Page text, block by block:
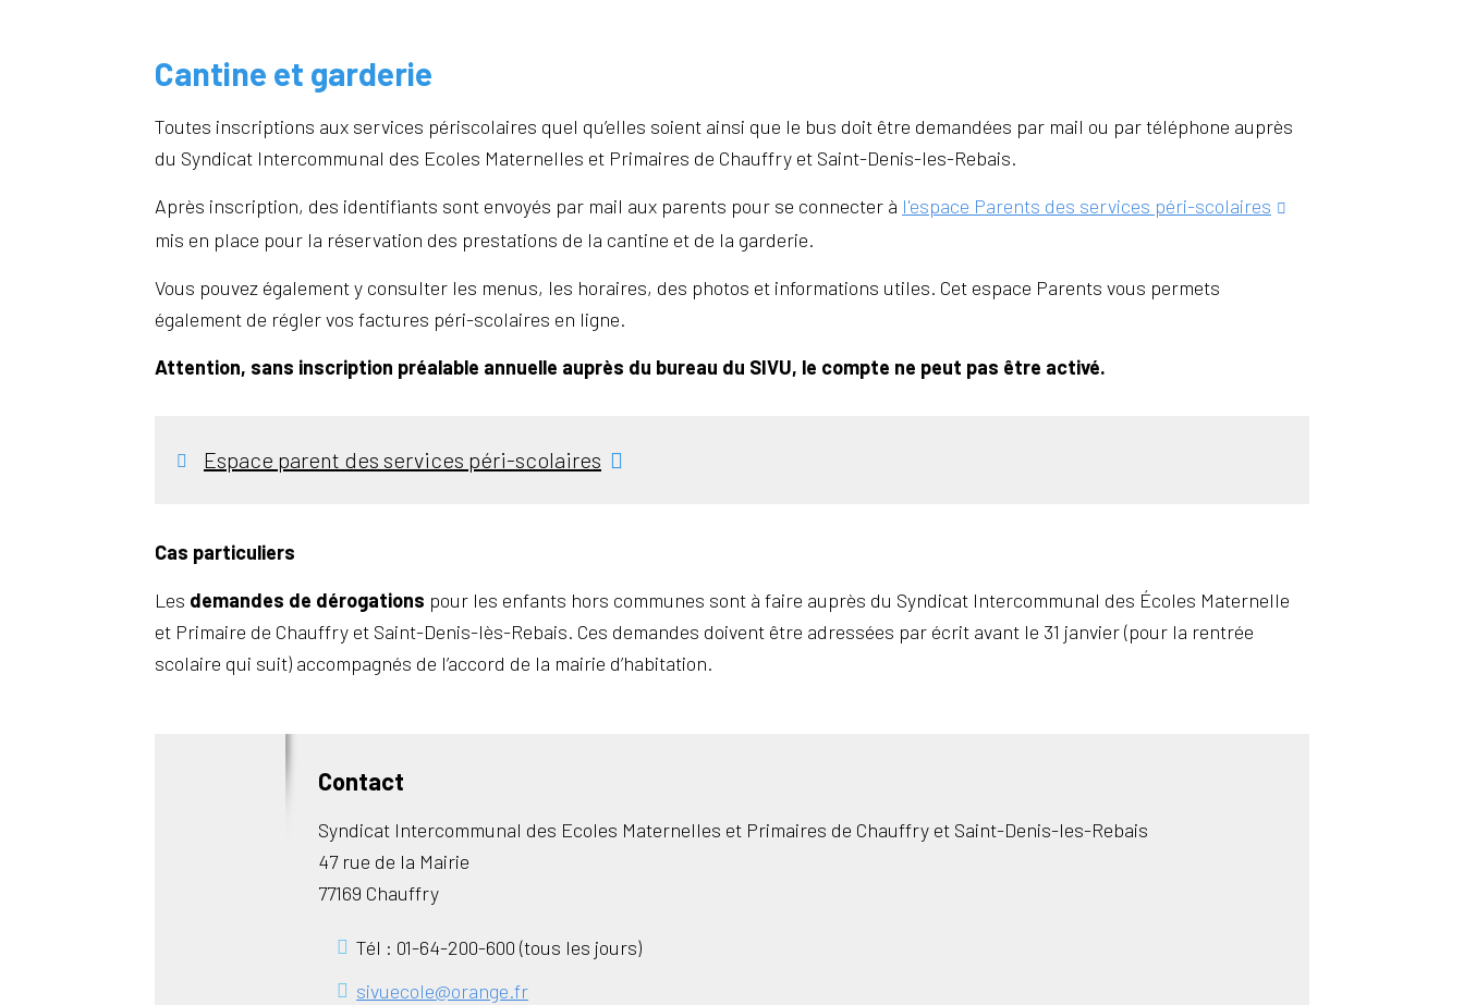
Cantine et garderie
Toutes inscriptions aux services périscolaires quel qu’elles soient ainsi que le bus doit être demandées par mail ou par téléphone auprès
du Syndicat Intercommunal des Ecoles Maternelles et Primaires de Chauffry et Saint-Denis-les-Rebais.
Après inscription, des identifiants sont envoyés par mail aux parents pour se connecter à l'espace Parents des services péri-scolaires
mis en place pour la réservation des prestations de la cantine et de la garderie.
Vous pouvez également y consulter les menus, les horaires, des photos et informations utiles. Cet espace Parents vous permets
également de régler vos factures péri-scolaires en ligne.
Attention, sans inscription préalable annuelle auprès du bureau du SIVU, le compte ne peut pas être activé.
Espace parent des services péri-scolaires
Cas particuliers
Les demandes de dérogations pour les enfants hors communes sont à faire auprès du Syndicat Intercommunal des Écoles Maternelle
et Primaire de Chauffry et Saint-Denis-lès-Rebais. Ces demandes doivent être adressées par écrit avant le 31 janvier (pour la rentrée
scolaire qui suit) accompagnés de l’accord de la mairie d’habitation.
Contact
Syndicat Intercommunal des Ecoles Maternelles et Primaires de Chauffry et Saint-Denis-les-Rebais
47 rue de la Mairie
77169 Chauffry
Tél : 01-64-200-600 (tous les jours)
sivuecole@orange.fr